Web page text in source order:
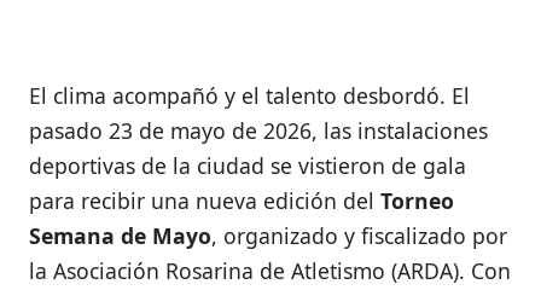
El clima acompañó y el talento desbordó. El
pasado 23 de mayo de 2026, las instalaciones
deportivas de la ciudad se vistieron de gala
para recibir una nueva edición del Torneo
Semana de Mayo, organizado y fiscalizado por
la Asociación Rosarina de Atletismo (ARDA). Con